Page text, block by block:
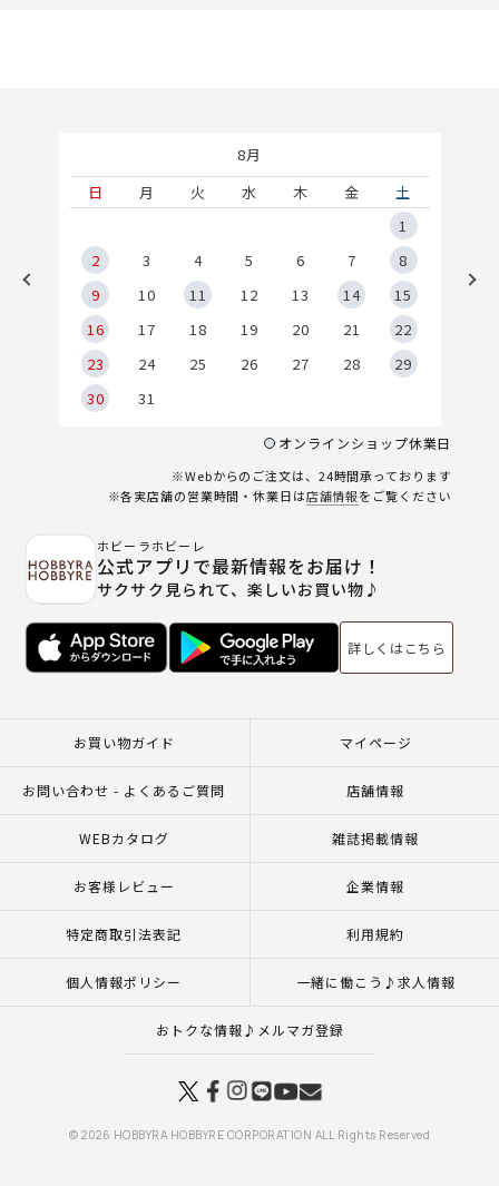
8月
日
月 火 水 木 金
土
1
2
3 4 5 6 7
8
9
10 11 12 13 14
15
16
17 18 19 20 21
22
23
24 25 26 27 28
29
30
31
オンラインショップ休業日
※Webからのご注文は、24時間承っております
※各実店舗の営業時間・休業日は店舗情報をご覧ください
ホビーラホビーレ
公式アプリで最新情報をお届け！
サクサク見られて、楽しいお買い物♪
詳しくはこちら
お買い物ガイド マイページ
お問い合わせ - よくあるご質問 店舗情報
WEBカタログ 雑誌掲載情報
お客様レビュー 企業情報
特定商取引法表記 利用規約
個人情報ポリシー 一緒に働こう♪求人情報
おトクな情報♪メルマガ登録
© 2026 HOBBYRA HOBBYRE CORPORATION ALL Rights Reserved